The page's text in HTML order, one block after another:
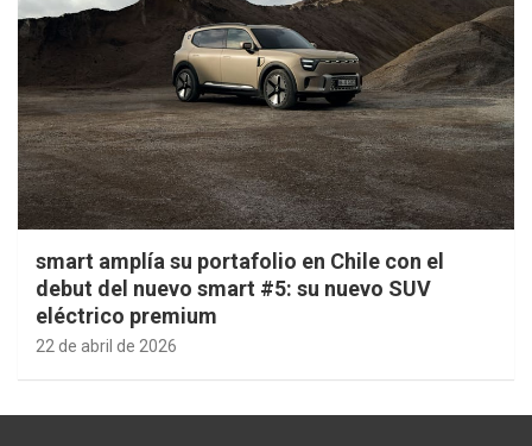
smart amplía su portafolio en Chile con el
debut del nuevo smart #5: su nuevo SUV
eléctrico premium
22 de abril de 2026